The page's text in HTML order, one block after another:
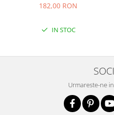
182,00 RON
IN STOC
Urmareste-ne